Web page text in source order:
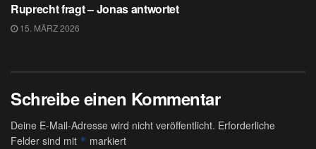
Ruprecht fragt – Jonas antwortet
15. MÄRZ 2026
Schreibe einen Kommentar
Deine E-Mail-Adresse wird nicht veröffentlicht. Erforderliche
Felder sind mit * markiert